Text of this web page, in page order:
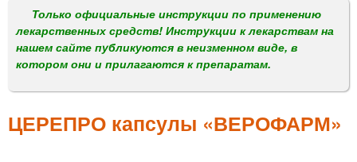
м
е
н
Только официальные инструкции по применению
лекарственных средств! Инструкции к лекарствам на
нашем сайте публикуются в неизменном виде, в
котором они и прилагаются к препаратам.
ЦЕРЕПРО капсулы «ВЕРОФАРМ»